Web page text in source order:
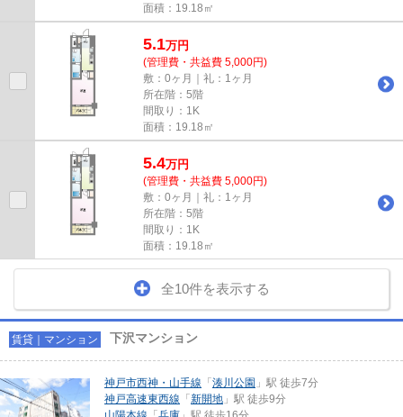
面積：19.18㎡
5.1万円
(管理費・共益費 5,000円)
敷：0ヶ月｜礼：1ヶ月
所在階：5階
間取り：1K
面積：19.18㎡
5.4万円
(管理費・共益費 5,000円)
敷：0ヶ月｜礼：1ヶ月
所在階：5階
間取り：1K
面積：19.18㎡
全10件を表示する
賃貸｜マンション 下沢マンション
神戸市西神・山手線 「 湊川公園 」駅 徒歩7分
神戸高速東西線 「 新開地 」駅 徒歩9分